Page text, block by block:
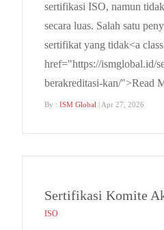
sertifikasi ISO, namun
secara luas. Salah satu
sertifikat yang tidak<a
href="https://ismglobal.id/
berakreditasi-kan/">Read
By : ISM Global | Apr 27, 2026
Sertifikasi Komite
ISO